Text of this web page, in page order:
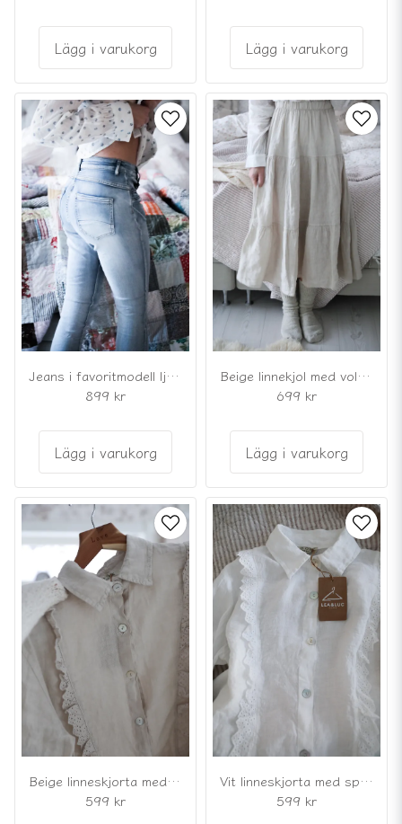
Lägg i varukorg Lägg i varukorg
Jeans i favoritmodell ljusblå med knappar
899 kr
Lägg i varukorg
Beige linnekjol med volanger
699 kr
Lägg i varukorg
Beige linneskjorta med spetsdetaljer
599 kr
Vit linneskjorta med spetsdetaljer
599 kr